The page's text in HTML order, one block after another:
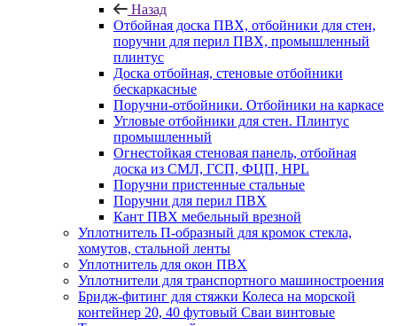
Назад
Отбойная доска ПВХ, отбойники для стен,
поручни для перил ПВХ, промышленный
плинтус
Доска отбойная, стеновые отбойники
бескаркасные
Поручни-отбойники. Отбойники на каркасе
Угловые отбойники для стен. Плинтус
промышленный
Огнестойкая стеновая панель, отбойная
доска из СМЛ, ГСП, ФЦП, HPL
Поручни пристенные стальные
Поручни для перил ПВХ
Кант ПВХ мебельный врезной
Уплотнитель П-образный для кромок стекла,
хомутов, стальной ленты
Уплотнитель для окон ПВХ
Уплотнители для транспортного машиностроения
Бридж-фитинг для стяжки Колеса на морской
контейнер 20, 40 футовый Сваи винтовые